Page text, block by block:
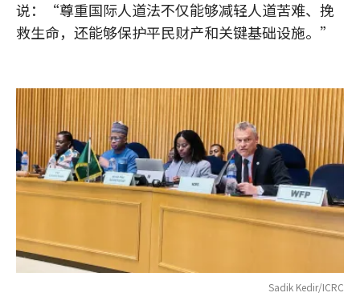
说：“尊重国际人道法不仅能够减轻人道苦难、挽
救生命，还能够保护平民财产和关键基础设施。”
Sadik Kedir/ICRC